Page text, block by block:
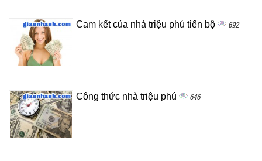
Cam kết của nhà triệu phú tiến bộ 692
Công thức nhà triệu phú 646